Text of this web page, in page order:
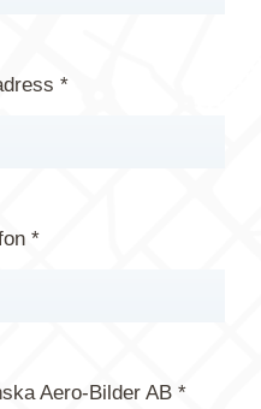
*
*
Aero-Bilder AB *